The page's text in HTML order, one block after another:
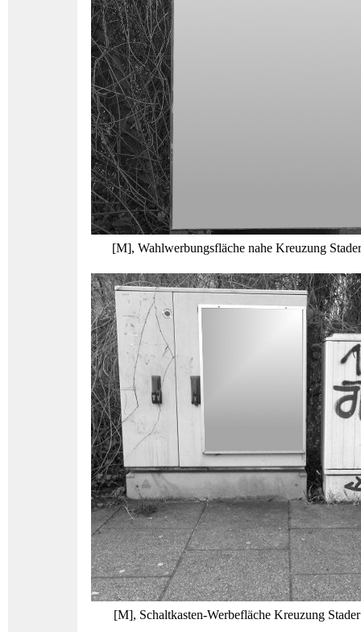
[M], Wahlwerbungsfläche nahe Kreuzung
[M], Schaltkasten-Werbefläche Kreuzung